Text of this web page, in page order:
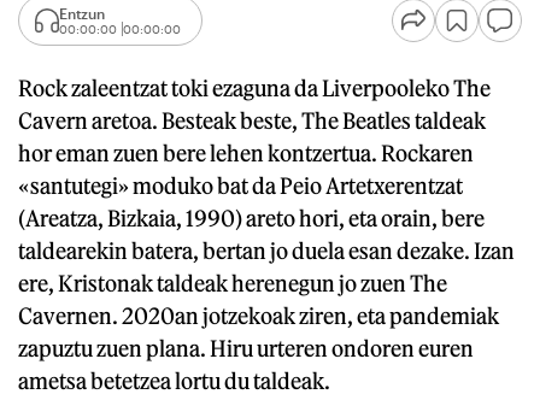
Entzun
00:00:00 00:00:00
Rock zaleentzat toki ezaguna da Liverpooleko The
Cavern aretoa. Besteak beste, The Beatles taldeak
hor eman zuen bere lehen kontzertua. Rockaren
«santutegi» moduko bat da Peio Artetxerentzat
(Areatza, Bizkaia, 1990) areto hori, eta orain, bere
taldearekin batera, bertan jo duela esan dezake. Izan
ere, Kristonak taldeak herenegun jo zuen The
Cavernen. 2020an jotzekoak ziren, eta pandemiak
zapuztu zuen plana. Hiru urteren ondoren euren
ametsa betetzea lortu du taldeak.